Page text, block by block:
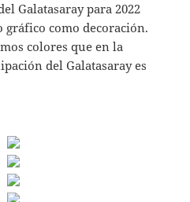
Galatasaray para 2022
como decoración.
colores que en la
del Galatasaray es